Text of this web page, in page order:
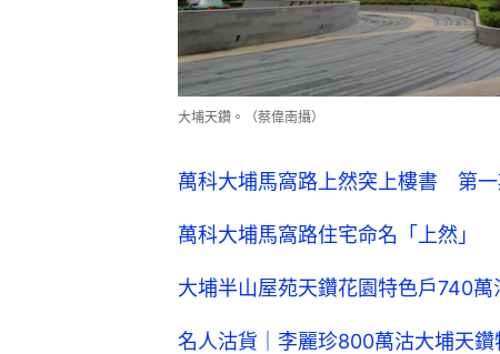
大埔天鑽。（蔡偉南攝）
萬科大埔馬窩路上然突上樓書 第
萬科大埔馬窩路住宅命名「上然
大埔半山屋苑天鑽花園特色戶740
名人沽貨｜李麗珍800萬沽大埔天